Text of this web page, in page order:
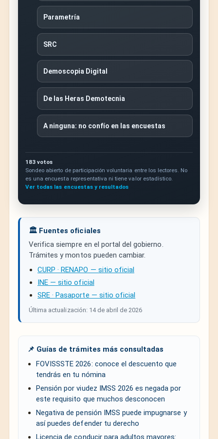
Parametría
SRC
Demoscopia Digital
De las Heras Demotecnia
A ninguna: no confío en las encuestas
183 votos
Sondeo abierto de participación voluntaria entre los lectores. No
es una encuesta representativa ni tiene valor estadístico.
Ver todas las encuestas y resultados
🏛️ Fuentes oficiales
Verifica siempre en el portal del gobierno.
Trámites y montos pueden cambiar.
CURP · RENAPO — sitio oficial
INE — sitio oficial
SRE · Pasaporte — sitio oficial
Última actualización: 14 de abril de 2026
📌 Guías de trámites más consultadas
FOVISSSTE 2026: conoce el descuento que
tendrás en tu nómina
Pensión por viudez IMSS 2026 es negada por
este requisito que muchos desconocen
Negativa de pensión IMSS puede impugnarse y
así puedes defender tu derecho
Licencia de conducir para adultos mayores: